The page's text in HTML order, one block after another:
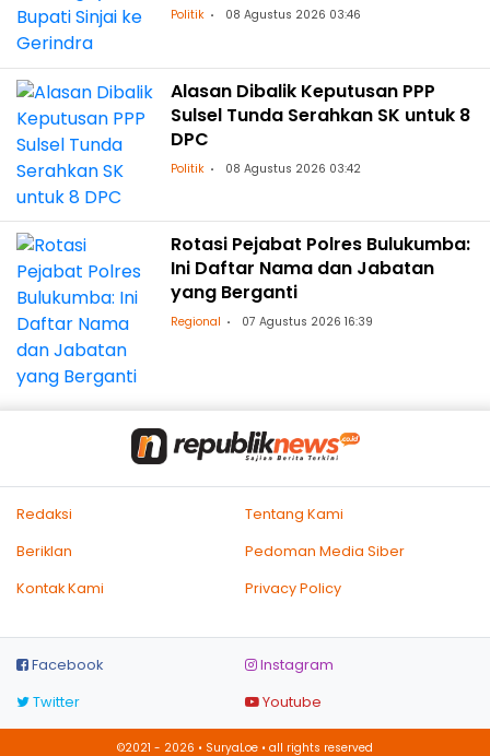
Politik 08 Agustus 2026 03:46
Alasan Dibalik Keputusan PPP
Sulsel Tunda Serahkan SK untuk 8
DPC
Politik 08 Agustus 2026 03:42
Rotasi Pejabat Polres Bulukumba:
Ini Daftar Nama dan Jabatan
yang Berganti
Regional 07 Agustus 2026 16:39
Redaksi
Tentang Kami
Beriklan
Pedoman Media Siber
Kontak Kami
Privacy Policy
Facebook
Instagram
Twitter
Youtube
©2021 - 2026 • SuryaLoe • all rights reserved